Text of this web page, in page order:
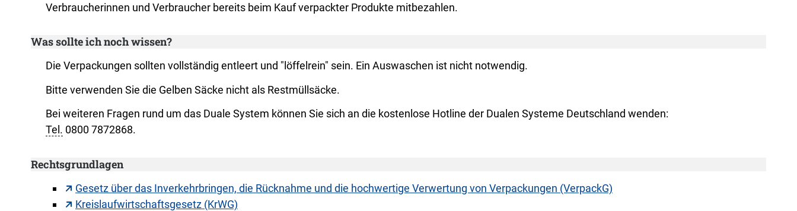
Verbraucherinnen und Verbraucher bereits beim Kauf verpackter Produkte mitbezahlen.
Was sollte ich noch wissen?
Die Verpackungen sollten vollständig entleert und "löffelrein" sein. Ein Auswaschen ist nicht notwendig.
Bitte verwenden Sie die Gelben Säcke nicht als Restmüllsäcke.
Bei weiteren Fragen rund um das Duale System können Sie sich an die kostenlose Hotline der Dualen Systeme Deutschland wenden:
Tel. 0800 7872868.
Rechtsgrundlagen
Gesetz über das Inverkehrbringen, die Rücknahme und die hochwertige Verwertung von Verpackungen (VerpackG)
Kreislaufwirtschaftsgesetz (KrWG)